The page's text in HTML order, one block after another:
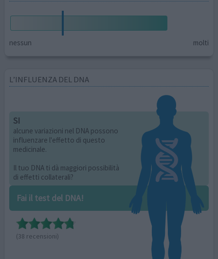
nessun molti
L’INFLUENZA DEL DNA
SI
alcune variazioni nel DNA possono
influenzare l'effetto di questo
medicinale.
Il tuo DNA ti dà maggiori possibilità
di effetti collaterali?
Fai il test del DNA!
(38 recensioni)